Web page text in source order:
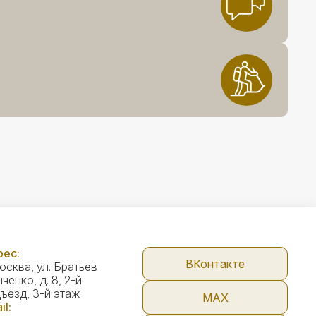
ВКонтакте
МАX
ул. Братьев
д. 8, 2-й
3-й этаж